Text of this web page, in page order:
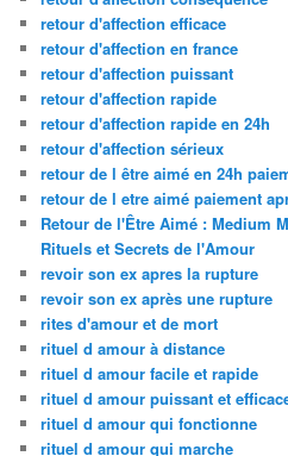
retour d'affection efficace
retour d'affection en france
retour d'affection puissant
retour d'affection rapide
retour d'affection rapide en 24h
retour d'affection sérieux
retour de l être aimé en 24h
retour de l etre aimé paiement
Retour de l'Être Aimé : Medium
Rituels et Secrets de l'Amour
revoir son ex apres la rupture
revoir son ex après une rupture
rites d'amour et de mort
rituel d amour à distance
rituel d amour facile et rapide
rituel d amour puissant et
rituel d amour qui fonctionne
rituel d amour qui marche